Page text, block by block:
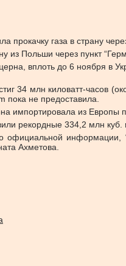
прокачку газа в страну
из Польши через пункт
вплоть до 6 ноября в
34 млн киловатт-часов
пока не предоставила.
импортировала из
рекордные 334,2 млн куб.
официальной
Ахметова.